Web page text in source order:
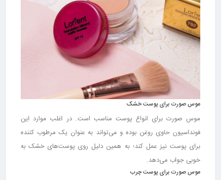
موس صورت برای پوست خشک
موس صورت برای انواع پوست مناسب است. در اغلب موارد این
فونداسیون حاوی روغن بوده و می‌تواند به عنوان یک مرطوب کننده
برای پوست نیز عمل کند؛ به همین دلیل روی پوست‌های خشک به
خوبی جواب می‌دهد.
موس صورت برای پوست چرب